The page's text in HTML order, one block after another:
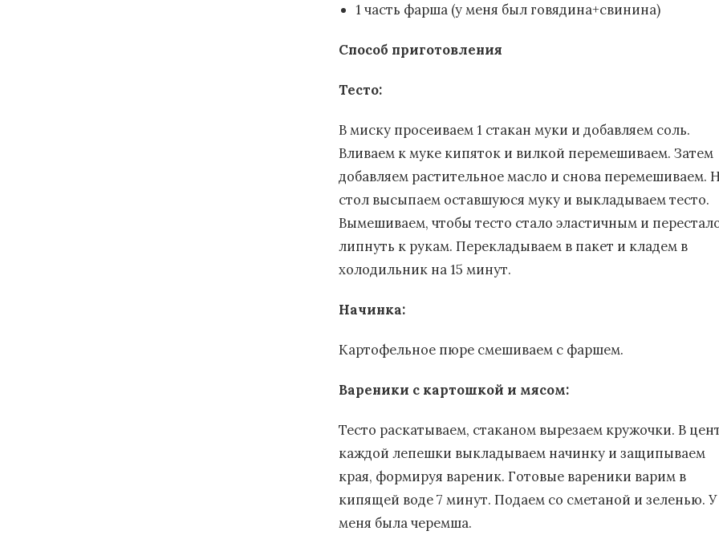
1 часть фарша (у меня был говядина+свинина)
Способ приготовления
Тесто:
В миску просеиваем 1 стакан муки и добавляем соль.
Вливаем к муке кипяток и вилкой перемешиваем. Затем
добавляем растительное масло и снова перемешиваем.
стол высыпаем оставшуюся муку и выкладываем тесто.
Вымешиваем, чтобы тесто стало эластичным и
липнуть к рукам. Перекладываем в пакет и кладем в
холодильник на 15 минут.
Начинка:
Картофельное пюре смешиваем с фаршем.
Вареники с картошкой и мясом:
Тесто раскатываем, стаканом вырезаем кружочки. В
каждой лепешки выкладываем начинку и защипываем
края, формируя вареник. Готовые вареники варим в
кипящей воде 7 минут. Подаем со сметаной и зеленью. У
меня была черемша.